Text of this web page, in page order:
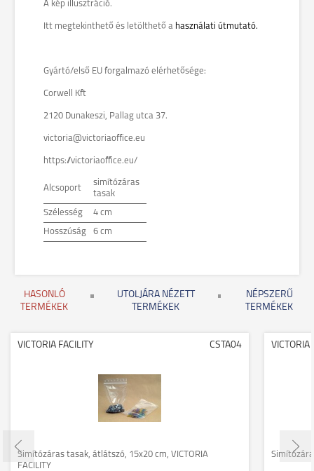
A kép illusztráció.
Itt megtekinthető és letölthető a használati útmutató.
Gyártó/első EU forgalmazó elérhetősége:
Corwell Kft
2120 Dunakeszi, Pallag utca 37.
victoria@victoriaoffice.eu
https://victoriaoffice.eu/
Alcsoport
simítózáras
tasak
Szélesség 4 cm
Hosszúság 6 cm
HASONLÓ
TERMÉKEK
UTOLJÁRA NÉZETT
TERMÉKEK
NÉPSZERŰ
TERMÉKEK
VICTORIA FACILITY CSTA04
Simítózáras tasak, átlátszó, 15x20 cm, VICTORIA
FACILITY
VICTORIA